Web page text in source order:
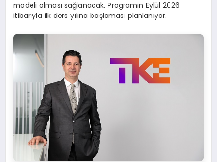
modeli olması sağlanacak. Programın Eylül 2026
itibarıyla ilk ders yılına başlaması planlanıyor.